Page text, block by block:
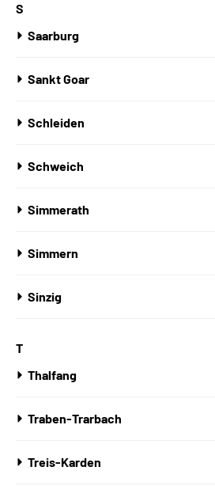
S
Saarburg
Sankt Goar
Schleiden
Schweich
Simmerath
Simmern
Sinzig
T
Thalfang
Traben-Trarbach
Treis-Karden